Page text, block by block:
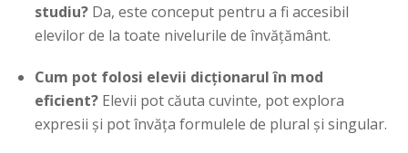
studiu? Da, este conceput pentru a fi accesibil
elevilor de la toate nivelurile de învățământ.
Cum pot folosi elevii dicționarul în mod
eficient? Elevii pot căuta cuvinte, pot explora
expresii și pot învăța formulele de plural și singular.